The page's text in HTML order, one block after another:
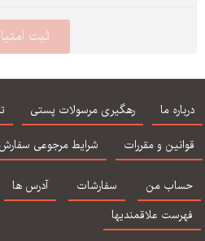
درباره ما رهگیری مرسولات پستی
قوانین و مقررات
شرایط مرجوعی سفارش
حساب من سفارشات آدرس ها
فهرست علاقمندیها